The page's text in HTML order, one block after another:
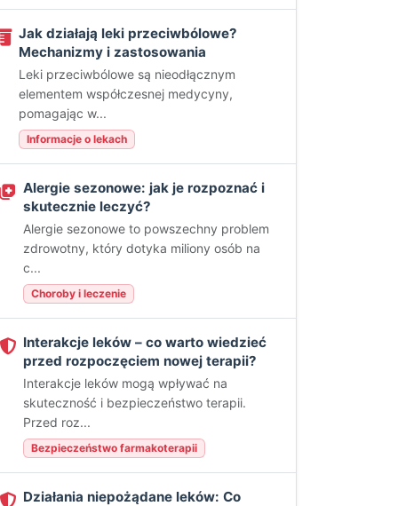
Jak działają leki przeciwbólowe?
Mechanizmy i zastosowania
Leki przeciwbólowe są nieodłącznym
elementem współczesnej medycyny,
pomagając w...
Informacje o lekach
Alergie sezonowe: jak je rozpoznać i
skutecznie leczyć?
Alergie sezonowe to powszechny problem
zdrowotny, który dotyka miliony osób na
c...
Choroby i leczenie
Interakcje leków – co warto wiedzieć
przed rozpoczęciem nowej terapii?
Interakcje leków mogą wpływać na
skuteczność i bezpieczeństwo terapii.
Przed roz...
Bezpieczeństwo farmakoterapii
Działania niepożądane leków: Co